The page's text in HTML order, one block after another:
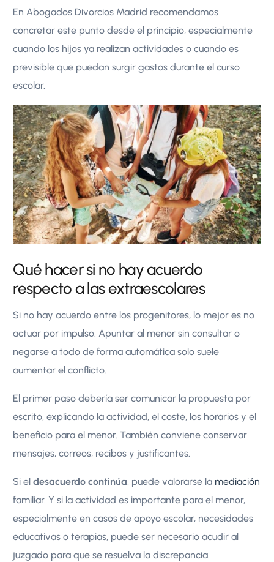
En Abogados Divorcios Madrid recomendamos
concretar este punto desde el principio, especialmente
cuando los hijos ya realizan actividades o cuando es
previsible que puedan surgir gastos durante el curso
escolar.
Qué hacer si no hay acuerdo
respecto a las extraescolares
Si no hay acuerdo entre los progenitores, lo mejor es no
actuar por impulso. Apuntar al menor sin consultar o
negarse a todo de forma automática solo suele
aumentar el conflicto.
El primer paso debería ser comunicar la propuesta por
escrito, explicando la actividad, el coste, los horarios y el
beneficio para el menor. También conviene conservar
mensajes, correos, recibos y justificantes.
Si eldesacuerdo continúa, puede valorarse la mediación
familiar. Y si la actividad es importante para el menor,
especialmente en casos de apoyo escolar, necesidades
educativas o terapias, puede ser necesario acudir al
juzgado para que se resuelva la discrepancia.